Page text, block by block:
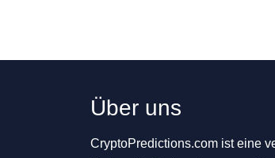
Über uns
CryptoPredictions.com ist eine